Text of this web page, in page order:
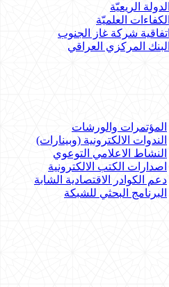
الريعيّة
العلميّة
شركة غاز الجنوب
المركزي العراقي
المؤتمرات والورشات
الندوات الالكترونية (وبينارات)
النشاط الاعلامي التوعوي
اصدارات الكتب الالكترونية
دعم الكوادر الاقتصادية الشابة
البرنامج البحثي للشبكة